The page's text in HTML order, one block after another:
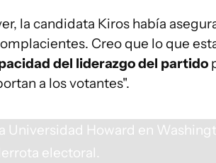
la candidata Kiros había
Creo que lo que
del liderazgo del partido
a los votantes".